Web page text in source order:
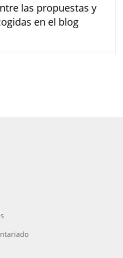
las propuestas y
en el blog